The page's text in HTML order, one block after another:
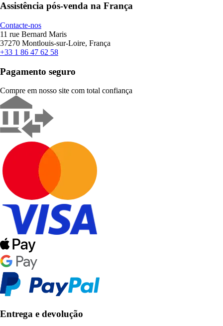
Assistência pós-venda na França
Contacte-nos
11 rue Bernard Maris
37270 Montlouis-sur-Loire, França
+33 1 86 47 62 58
Pagamento seguro
Compre em nosso site com total confiança
Entrega e devolução